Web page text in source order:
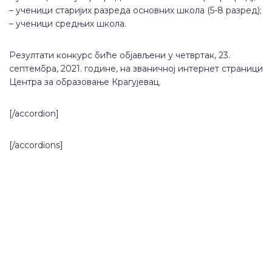
– ученици старијих разреда основних школа (5-8 разред);
– ученици средњих школа.
Резултати конкурс биће објављени у четвртак, 23.
септембра, 2021. године, на званичној интернет страници
Центра за образовање Крагујевац.
[/accordion]
[/accordions]